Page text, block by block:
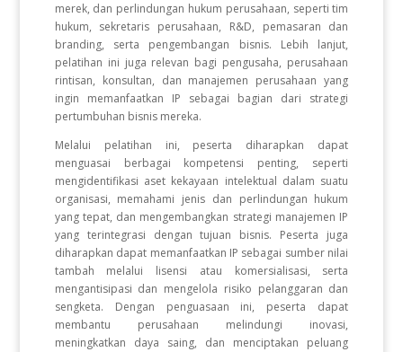
merek, dan perlindungan hukum perusahaan, seperti tim
hukum, sekretaris perusahaan, R&D, pemasaran dan
branding, serta pengembangan bisnis. Lebih lanjut,
pelatihan ini juga relevan bagi pengusaha, perusahaan
rintisan, konsultan, dan manajemen perusahaan yang
ingin memanfaatkan IP sebagai bagian dari strategi
pertumbuhan bisnis mereka.
Melalui pelatihan ini, peserta diharapkan dapat
menguasai berbagai kompetensi penting, seperti
mengidentifikasi aset kekayaan intelektual dalam suatu
organisasi, memahami jenis dan perlindungan hukum
yang tepat, dan mengembangkan strategi manajemen IP
yang terintegrasi dengan tujuan bisnis. Peserta juga
diharapkan dapat memanfaatkan IP sebagai sumber nilai
tambah melalui lisensi atau komersialisasi, serta
mengantisipasi dan mengelola risiko pelanggaran dan
sengketa. Dengan penguasaan ini, peserta dapat
membantu perusahaan melindungi inovasi,
meningkatkan daya saing, dan menciptakan peluang